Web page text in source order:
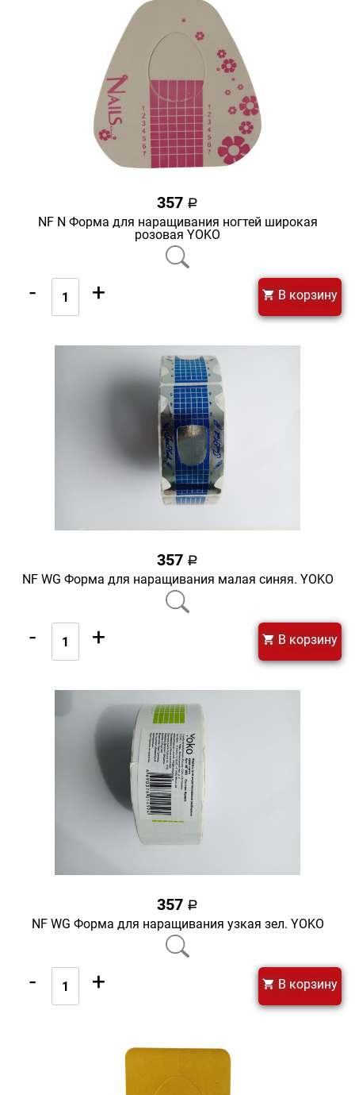
357 a
NF N Форма для наращивания ногтей широкая
розовая YOKO
- + В корзину
357 a
NF WG Форма для наращивания малая синяя. YOKO
- + В корзину
357 a
NF WG Форма для наращивания узкая зел. YOKO
- + В корзину